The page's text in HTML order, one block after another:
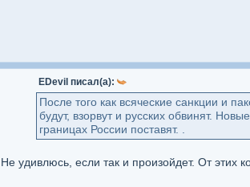
EDevil писал(а):
После того как всяческие санкции и
будут, взорвут и русских обвинят.
границах России поставят. .
Не удивлюсь, если так и произойдет. От этих